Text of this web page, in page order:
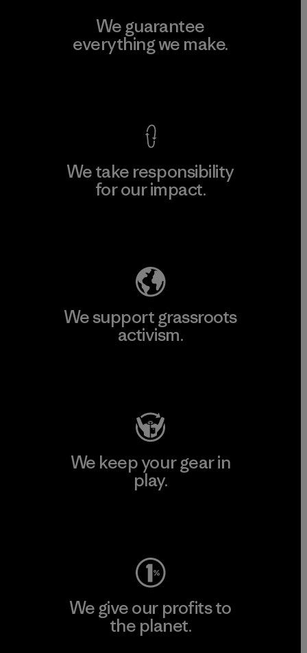
We guarantee
everything we make.
We take responsibility
for our impact.
We support grassroots
activism.
We keep your gear in
play.
We give our profits to
the planet.